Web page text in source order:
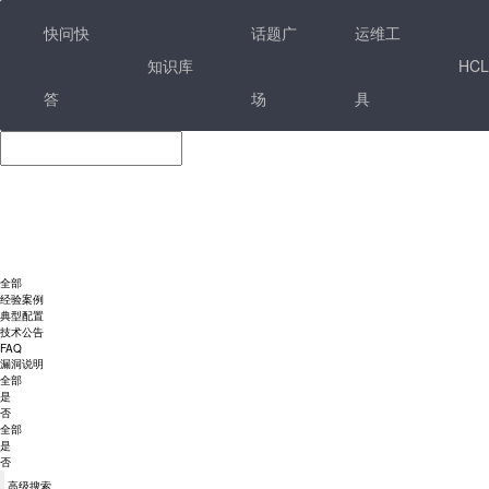
快问快
答
知识库
话题广
场
运维工
具
全部
经验案例
典型配置
技术公告
FAQ
漏洞说明
全部
是
否
全部
是
否
高级搜索